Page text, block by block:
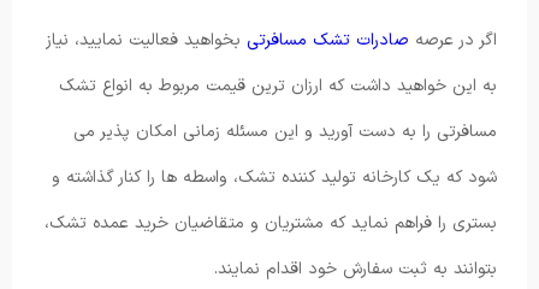
اگر در عرصه صادرات تشک مسافرتی بخواهید فعالیت نمایید، نیاز
به این خواهید داشت که ارزان ترین قیمت مربوط به انواع تشک
مسافرتی را به دست آورید و این مسئله زمانی امکان پذیر می
شود که یک کارخانه تولید کننده تشک، واسطه ها را کنار گذاشته و
بستری را فراهم نماید که مشتریان و متقاضیان خرید عمده تشک،
بتوانند به ثبت سفارش خود اقدام نمایند.